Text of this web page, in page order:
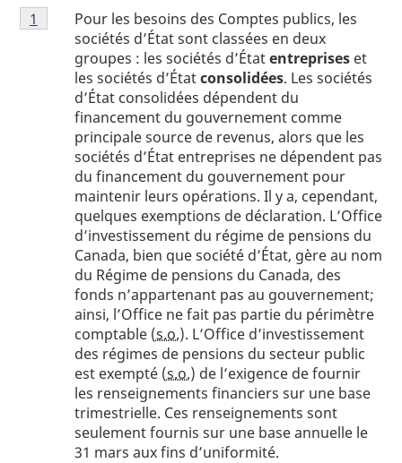
Note
de
Pour les besoins des Comptes publics, les
sociétés d’État sont classées en deux
groupes : les sociétés d’Étatentrepriseset
les sociétés d’Étatconsolidées. Les sociétés
d’État consolidées dépendent du
financement du gouvernement comme
principale source de revenus, alors que les
sociétés d’État entreprises ne dépendent pas
du financement du gouvernement pour
maintenir leurs opérations. Il y a, cependant,
quelques exemptions de déclaration. L’Office
d’investissement du régime de pensions du
Canada, bien que société d’État, gère au nom
du Régime de pensions du Canada, des
fonds n’appartenant pas au gouvernement;
ainsi, l’Office ne fait pas partie du périmètre
comptable (s.o.). L’Office d’investissement
des régimes de pensions du secteur public
est exempté (s.o.) de l’exigence de fournir
les renseignements financiers sur une base
trimestrielle. Ces renseignements sont
seulement fournis sur une base annuelle le
31 mars aux fins d’uniformité.
Retour à la référence de la note
1 du tableau 1